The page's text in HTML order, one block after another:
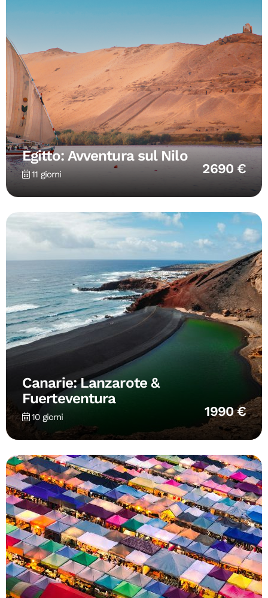
Egitto: Avventura sul Nilo
11 giorni 2690 €
Canarie: Lanzarote &
Fuerteventura
10 giorni 1990 €